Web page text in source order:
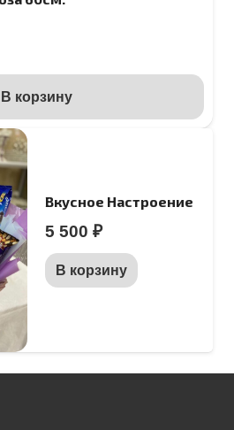
В корзину
Вкусное Настроение
5 500 ₽
В корзину